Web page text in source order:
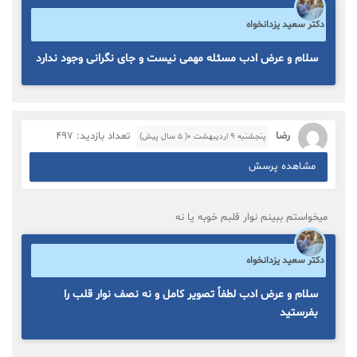
دکتر سعید یزدانخواه
سلام و عرض ادب مسئله مهمی نیست و جای نگرانی وجود ندارد
رضا پنجشنبه ۹ اردیبهشت ۰( 5 سال پیش) تعداد بازدید: 497
مشاهده پرسش
میخواستم ببینم نوار قلبم خوبه یا نه
دکتر سعید یزدانخواه
سلام و عرض ادب لطفاً تصویر کامل و نه نصف نوار قلب را
بفرستید